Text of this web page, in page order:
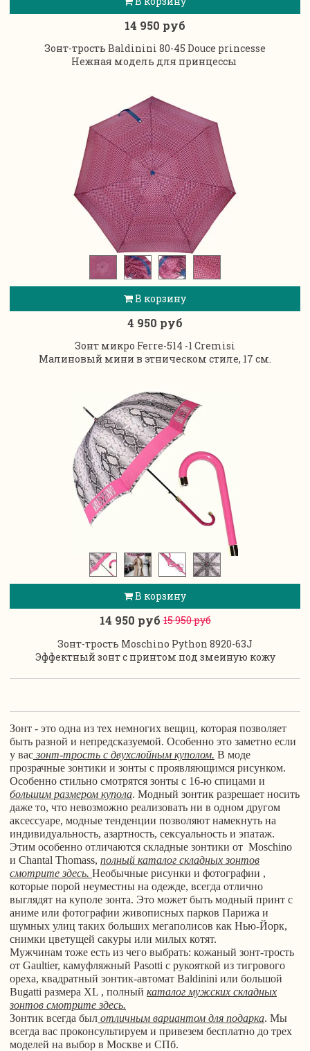
14 950 руб
Зонт-трость Baldinini 80-45 Douce princesse
Нежная модель для принцессы
В корзину
4 950 руб
Зонт микро Ferre-514 -1 Cremisi
Малиновый мини в этническом стиле, 17 см.
В корзину
14 950 руб15 950 руб
Зонт-трость Moschino Python 8920-63J
Эффектный зонт с принтом под змеиную кожу
Зонт - это одна из тех немногих вещиц, которая позволяет
быть разной и непредсказуемой. Особенно это заметно если
у вас зонт-трость с двухслойным куполом. В моде
прозрачные зонтики и зонты с проявляющимся рисунком.
Особенно стильно смотрятся зонты с 16-ю спицами и
большим размером купола. Модный зонтик разрешает носить
даже то, что невозможно реализовать ни в одном другом
аксессуаре, модные тенденции позволяют намекнуть на
индивидуальность, азартность, сексуальность и эпатаж.
Этим особенно отличаются складные зонтики от Moschino
и Chantal Thomass, полный каталог складных зонтов
смотрите здесь. Необычные рисунки и фотографии ,
которые порой неуместны на одежде, всегда отлично
выглядят на куполе зонта. Это может быть модный принт с
аниме или фотографии живописных парков Парижа и
шумных улиц таких больших мегаполисов как Нью-Йорк,
снимки цветущей сакуры или милых котят.
Мужчинам тоже есть из чего выбрать: кожаный зонт-трость
от Gaultier, камуфляжный Pasotti с рукояткой из тигрового
ореха, квадратный зонтик-автомат Baldinini или большой
Bugatti размера XL , полный каталог мужских складных
зонтов смотрите здесь.
Зонтик всегда был отличным вариантом для подарка. Мы
всегда вас проконсультируем и привезем бесплатно до трех
моделей на выбор в Москве и СПб.